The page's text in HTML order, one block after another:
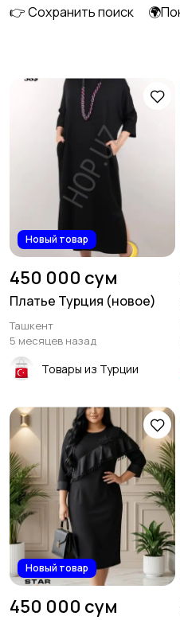
Домашняя одежда
Купальники
Обувь
Платья и юбки10
Спортивная одежда1
Другое 6
👉 Сохранить поиск
Новый товар
450 000 сум
Платье Турция (новое)
Ташкент
5 месяцев назад
Товары из Турции
Новый товар
450 000 сум